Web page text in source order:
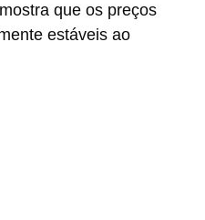
mostra que os preços
estáveis ao